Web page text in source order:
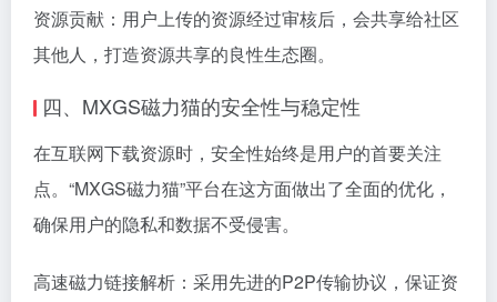
资源贡献：用户上传的资源经过审核后，会共享给社区
其他人，打造资源共享的良性生态圈。
四、MXGS磁力猫的安全性与稳定性
在互联网下载资源时，安全性始终是用户的首要关注
点。“MXGS磁力猫”平台在这方面做出了全面的优化，
确保用户的隐私和数据不受侵害。
高速磁力链接解析：采用先进的P2P传输协议，保证资